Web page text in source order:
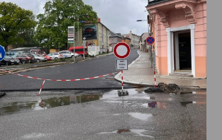
Letní koncerty ve Stromovce: Rufus Miller
22. 7. 2026
Vysočinka
17. 7. 2026